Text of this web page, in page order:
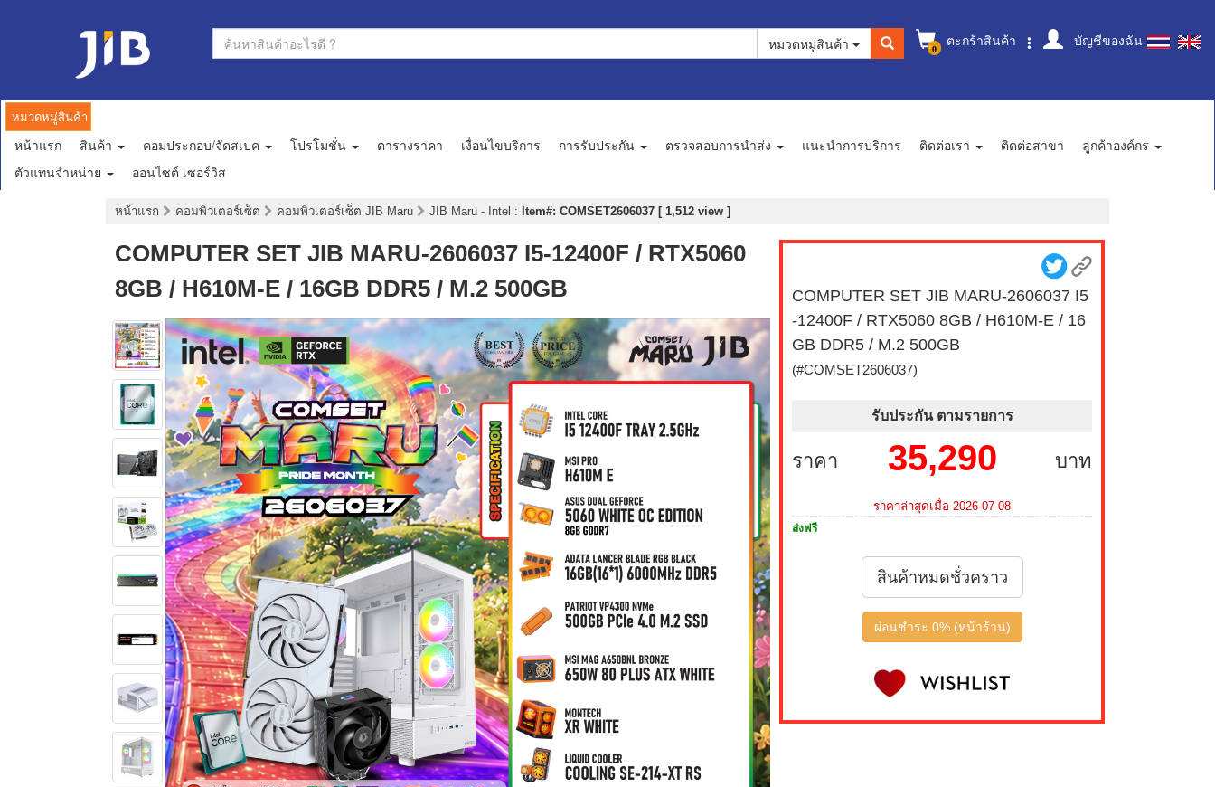
0 ตะกร้าสินค้า บัญชีของฉัน
หมวดหมู่สินค้า
หมวดหมู่สินค้า
หน้าแรก สินค้า คอมประกอบ/จัดสเปค โปรโมชั่น ตารางราคา เงื่อนไขบริการ การรับประกัน ตรวจสอบการนำส่ง แนะนำการบริการ ติดต่อเรา ติดต่อสาขา
ลูกค้าองค์กร
ตัวแทนจำหน่าย
ออนไซต์ เซอร์วิส
หน้าแรก คอมพิวเตอร์เซ็ต คอมพิวเตอร์เซ็ต JIB Maru JIB Maru - Intel : Item#: COMSET2606037 [ 1,512 view ]
COMPUTER SET JIB MARU-2606037 I5-12400F / RTX5060
8GB / H610M-E / 16GB DDR5 / M.2 500GB
COMPUTER SET JIB MARU-2606037 I5
-12400F / RTX5060 8GB / H610M-E / 16
GB DDR5 / M.2 500GB
(#COMSET2606037)
รับประกัน ตามรายการ
ราคา บาท
35,290
ราคาล่าสุดเมื่อ 2026-07-08
ส่งฟรี
สินค้าหมดชั่วคราว
ผ่อนชำระ 0% (หน้าร้าน)